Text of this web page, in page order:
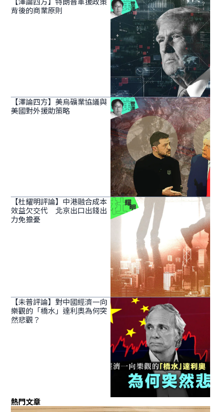
背後的商業原則
【澤論四方】美烏礦業協議與
美國對外援助策略
【杜耀明評論】中港融合成本
效益欠交代 北京出口出錢出
力免擔憂
【未普評論】對中國經濟一向
樂觀的「橋水」達利奧為何突
然悲觀？
熱門文章